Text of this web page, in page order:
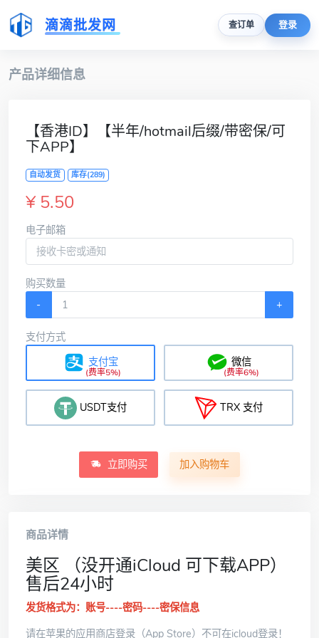
滴滴批发网 查订单 登录
产品详细信息
【香港ID】【半年/hotmail后缀/带密保/可
下APP】
自动发货 库存(289)
¥ 5.50
电子邮箱
购买数量
-
+
支付方式
支付宝
(费率5%)
微信
(费率6%)
USDT支付 TRX 支付
立即购买 加入购物车
商品详情
美区 （没开通iCloud 可下载APP）
售后24小时
发货格式为：账号----密码----密保信息
请在苹果的应用商店登录（App Store）不可在icloud登录！